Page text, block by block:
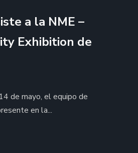
a la NME –
Exhibition de
de mayo, el equipo de
en la...